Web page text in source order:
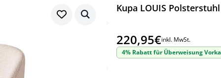
Kupa LOUIS Polsterstuhl
220,95€inkl. MwSt.
4% Rabatt für Überweisung